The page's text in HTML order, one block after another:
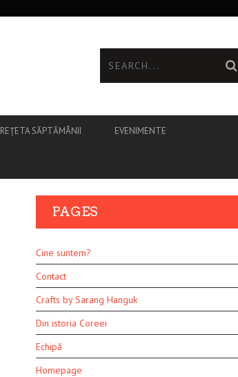
REȚETA SĂPTĂMÂNII EVENIMENTE
PAGES
Cine suntem?
Contact
Crafts by Sarang Hanguk
Din istoria Coreei
Echipă
Homepage